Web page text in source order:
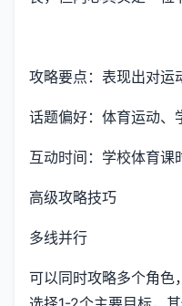
攻略要点：表现出对运
话题偏好：体育运动、
互动时间：学校体育课
高级攻略技巧
多线并行
可以同时攻略多个角色